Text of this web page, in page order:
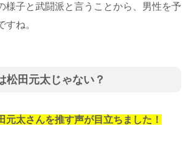
様子と武闘派と言うことから、男性を予
すね。
松田元太じゃない？
元太さんを推す声が目立ちました！